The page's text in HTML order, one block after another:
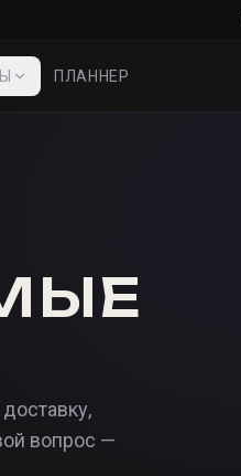
ПЛАННЕР
вопрос —